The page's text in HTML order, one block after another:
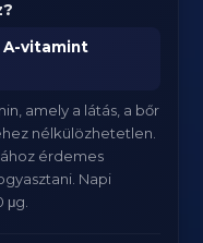
A-vitamint
amely a látás, a bőr
nélkülözhetetlen.
érdemes
Napi